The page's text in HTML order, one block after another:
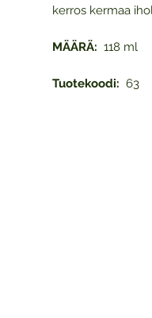
kerros kermaa
MÄÄRÄ: 118 ml
Tuotekoodi: 63